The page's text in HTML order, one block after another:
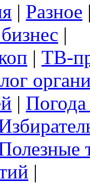
| Разное
|
| ТВ-
|
|